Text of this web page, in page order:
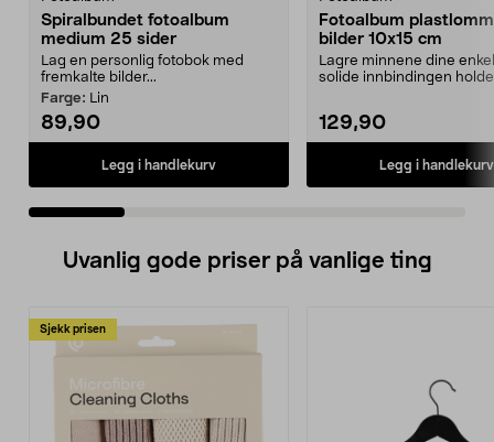
Spiralbundet fotoalbum
medium 25 sider
Lag en personlig fotobok med
fremkalte bilder...
Farge: Lin
89,90
Legg i handlekurv
Fotoalbum
bilder 10x15 cm
Lagre minnene dine
solide innbindingen
129,90
Legg i handlekurv
Uvanlig gode priser på vanlige ting
Sjekk prisen